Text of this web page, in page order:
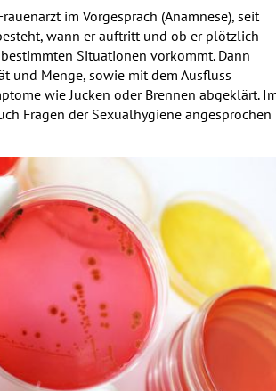
im Vorgespräch (Anamnese), seit
wann er auftritt und ob er plötzlich
Situationen vorkommt. Dann
und Menge, sowie mit dem Ausfluss
wie Jucken oder Brennen abgeklärt.
Fragen der Sexualhygiene angesprochen